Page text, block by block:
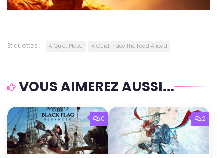
Étiquettes : A Quiet Place A Quiet Place The Road Ahead
VOUS AIMEREZ AUSSI...
0 2